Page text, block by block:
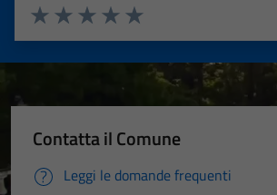
Valuta 5 stelle su 5
Valuta 4 stelle su 5
Valuta 3 stelle su 5
Valuta 2 stelle su 5
Valuta 1 stelle su 5
Contatta il Comune
Leggi le domande frequenti